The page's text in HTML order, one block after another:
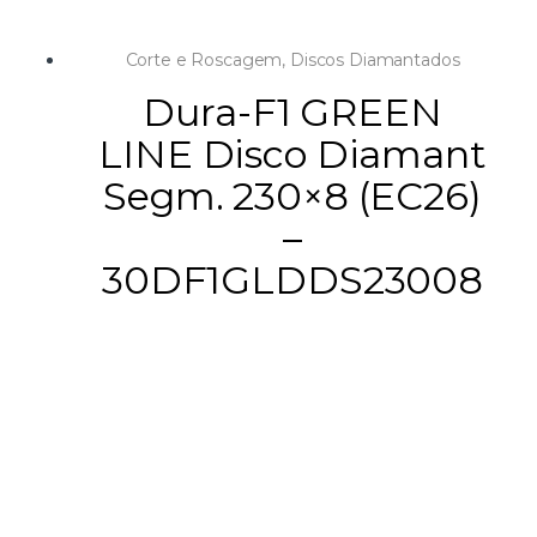
Corte e Roscagem, Discos Diamantados
Dura-F1 GREEN
LINE Disco Diamant
Segm. 230×8 (EC26)
–
30DF1GLDDS23008